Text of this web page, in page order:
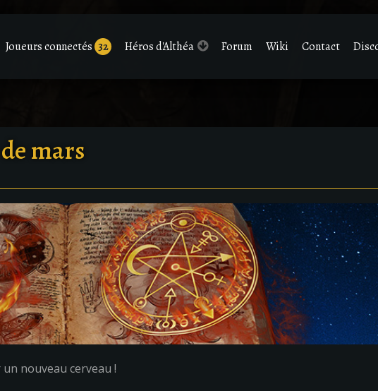
Joueurs connectés 32 Héros d'Althéa Forum Wiki Contact
mars
nouveau cerveau !